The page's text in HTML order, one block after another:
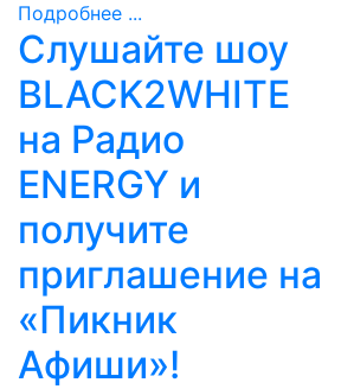
Подробнее ...
Слушайте шоу
BLACK2WHITE
на Радио
ENERGY и
получите
приглашение на
«Пикник
Афиши»!